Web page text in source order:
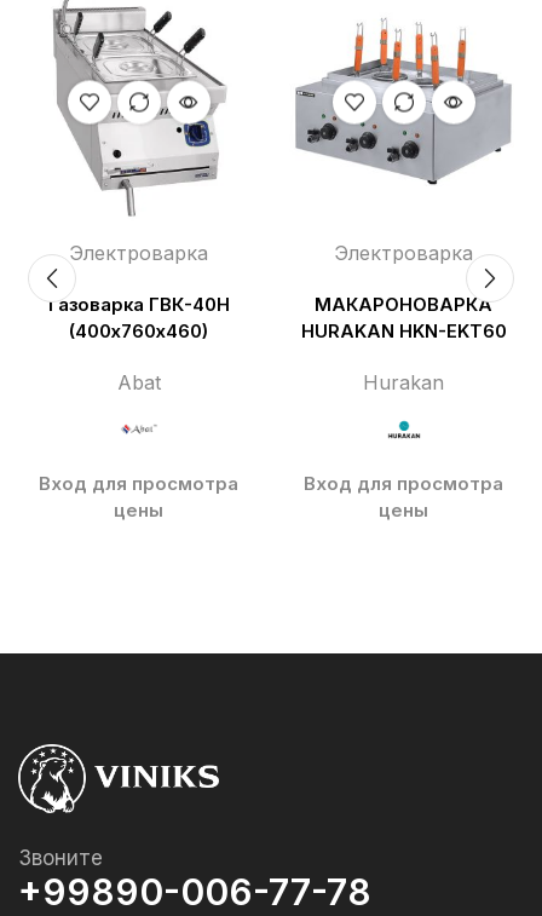
Электроварка
Газоварка ГВК-40Н
(400х760х460)
Abat
Вход для просмотра
цены
Электроварка
МАКАРОНОВАРКА
HURAKAN HKN-EKT60
Hurakan
Вход для просмотра
цены
Звоните
+99890-006-77-78